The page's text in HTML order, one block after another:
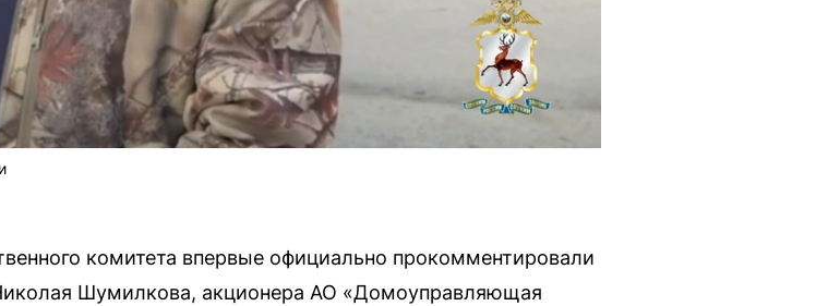
комитета впервые официально прокомментировали
Шумилкова, акционера АО «Домоуправляющая